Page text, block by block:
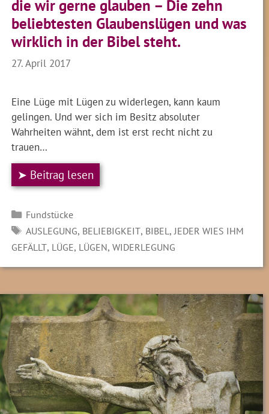
die wir gerne glauben – Die zehn
beliebtesten Glaubenslügen und was
wirklich in der Bibel steht.
27. April 2017
Eine Lüge mit Lügen zu widerlegen, kann kaum
gelingen. Und wer sich im Besitz absoluter
Wahrheiten wähnt, dem ist erst recht nicht zu
trauen…
➤ Beitrag lesen
Kategorien
Fundstücke
SCHLAGWÖRTER
AUSLEGUNG, BELIEBIGKEIT, BIBEL,JEDER WIES IHM
GEFÄLLT, LÜGE, LÜGEN,WIDERLEGUNG